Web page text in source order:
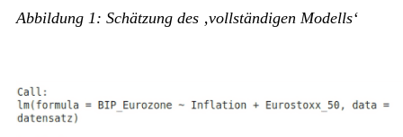
Abbildung 1: Schätzung des ‚vollständigen Modells‘